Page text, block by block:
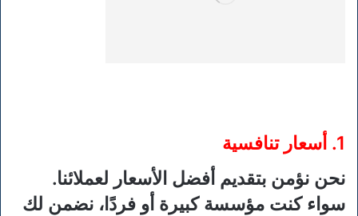
1.
أسعار تنافسية
نحن نؤمن بتقديم أفضل الأسعار لعملائنا.
سواء كنت مؤسسة كبيرة أو فردًا، نضمن لك